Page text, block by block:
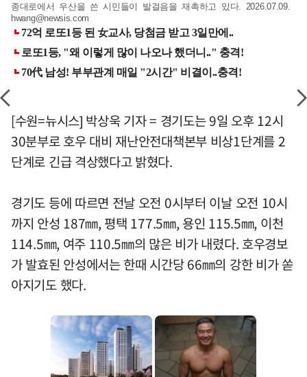
종대로에서 우산을 쓴 시민들이 발걸음을 재촉하고 있다. 2026.07.09.
hwang@newsis.com
[수원=뉴시스] 박상욱 기자 = 경기도는 9일 오후 12시
30분부로 호우 대비 재난안전대책본부 비상1단계를 2
단계로 긴급 격상했다고 밝혔다.
경기도 등에 따르면 전날 오전 0시부터 이날 오전 10시
까지 안성 187㎜, 평택 177.5㎜, 용인 115.5㎜, 이천
114.5㎜, 여주 110.5㎜의 많은 비가 내렸다. 호우경보
가 발효된 안성에서는 한때 시간당 66㎜의 강한 비가 쏟
아지기도 했다.